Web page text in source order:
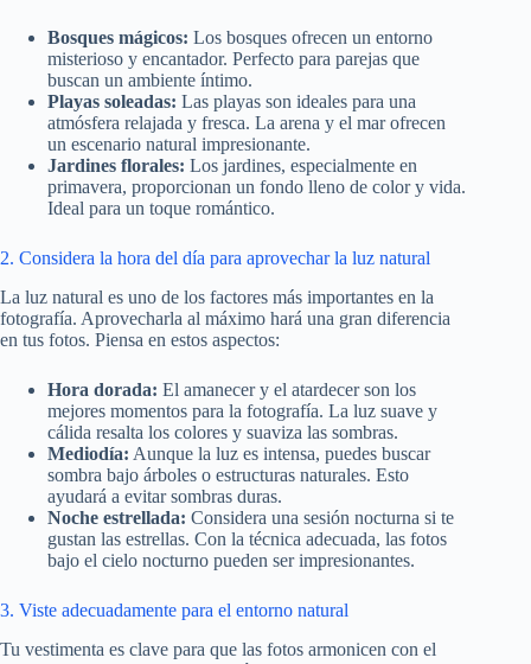
Bosques mágicos: Los bosques ofrecen un entorno
misterioso y encantador. Perfecto para parejas que
buscan un ambiente íntimo.
Playas soleadas: Las playas son ideales para una
atmósfera relajada y fresca. La arena y el mar ofrecen
un escenario natural impresionante.
Jardines florales: Los jardines, especialmente en
primavera, proporcionan un fondo lleno de color y vida.
Ideal para un toque romántico.
2. Considera la hora del día para aprovechar la luz natural
La luz natural es uno de los factores más importantes en la
fotografía. Aprovecharla al máximo hará una gran diferencia
en tus fotos. Piensa en estos aspectos:
Hora dorada: El amanecer y el atardecer son los
mejores momentos para la fotografía. La luz suave y
cálida resalta los colores y suaviza las sombras.
Mediodía: Aunque la luz es intensa, puedes buscar
sombra bajo árboles o estructuras naturales. Esto
ayudará a evitar sombras duras.
Noche estrellada: Considera una sesión nocturna si te
gustan las estrellas. Con la técnica adecuada, las fotos
bajo el cielo nocturno pueden ser impresionantes.
3. Viste adecuadamente para el entorno natural
Tu vestimenta es clave para que las fotos armonicen con el